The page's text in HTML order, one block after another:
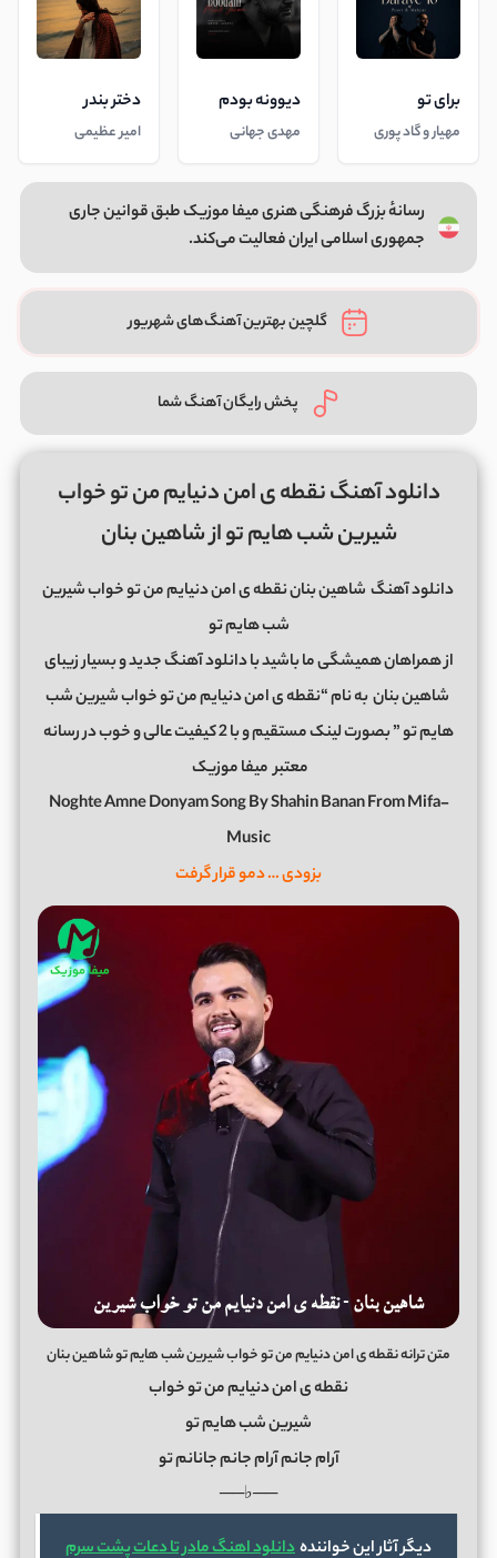
برای تو
مهیار و گاد پوری
دیوونه بودم
مهدی جهانی
دختر بندر
امیر عظیمی
رسانهٔ بزرگ فرهنگی هنری میفا موزیک طبق قوانین جاری
جمهوری اسلامی ایران فعالیت می‌کند.
گلچین بهترین آهنگ‌های شهریور
پخش رایگان آهنگ شما
دانلود آهنگ نقطه ی امن دنیایم من تو خواب
شیرین شب هایم تو از شاهین بنان
دانلود آهنگ شاهین بنان نقطه ی امن دنیایم من تو خواب شیرین
شب هایم تو
از همراهان همیشگی ما باشید با دانلود آهنگ جدید و بسیار زیبای
شاهین بنانبه نام “نقطه ی امن دنیایم من تو خواب شیرین شب
هایم تو ” بصورت لینک مستقیم و با 2 کیفیت عالی و خوب در رسانه
معتبرمیفا موزیک
Noghte Amne Donyam Song By Shahin Banan From Mifa-
Music
بزودی … دمو قرار گرفت
متن ترانه نقطه ی امن دنیایم من تو خواب شیرین شب هایم تو شاهین بنان
نقطه ی امن دنیایم من تو خواب
شیرین شب هایم تو
آرام جانم آرام جانم جانانم تو
──♭──
دیگر آثار این خوانندهدانلود اهنگ مادر تا دعات پشت سرم